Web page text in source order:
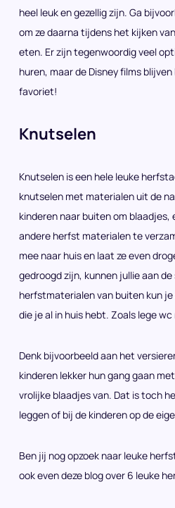
heel leuk en gezellig zijn. Ga
om ze daarna tijdens het kijken
eten. Er zijn tegenwoordig veel
huren, maar de Disney films
favoriet!
Knutselen
Knutselen is een hele leuke
knutselen met materialen uit de
kinderen naar buiten om
andere herfst materialen te
mee naar huis en laat ze even
gedroogd zijn, kunnen jullie aan
herfstmaterialen van buiten kun
die je al in huis hebt. Zoals lege
Denk bijvoorbeeld aan het
kinderen lekker hun gang gaan
vrolijke blaadjes van. Dat is toch
leggen of bij de kinderen op de
Ben jij nog opzoek naar leuke
ook even deze blog over 6 leuke